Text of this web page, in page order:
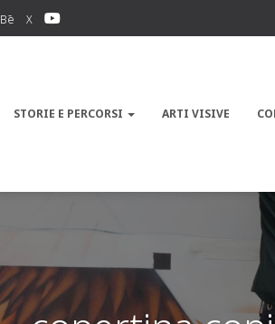
Bē X
STORIE E PERCORSI ARTI VISIVE